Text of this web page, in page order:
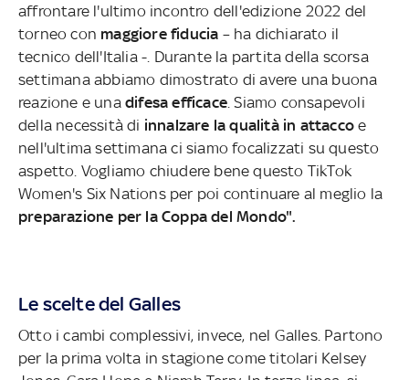
affrontare l'ultimo incontro dell'edizione 2022 del
torneo con maggiore fiducia – ha dichiarato il
tecnico dell'Italia -. Durante la partita della scorsa
settimana abbiamo dimostrato di avere una buona
reazione e unadifesa efficace . Siamo consapevoli
della necessità di innalzare la qualità in attacco e
nell'ultima settimana ci siamo focalizzati su questo
aspetto. Vogliamo chiudere bene questo TikTok
Women's Six Nations per poi continuare al meglio la
preparazione per la Coppa del Mondo".
Le scelte del Galles
Otto i cambi complessivi, invece, nel Galles. Partono
per la prima volta in stagione come titolari Kelsey